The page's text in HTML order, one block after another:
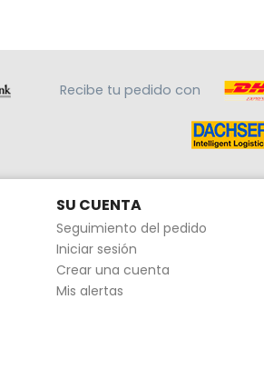
Recibe tu pedido con
SU CUENTA
Seguimiento del pedido
Iniciar sesión
Crear una cuenta
Mis alertas